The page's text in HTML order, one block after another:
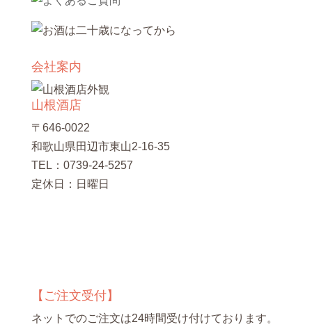
会社案内
山根酒店
〒646-0022
和歌山県田辺市東山2-16-35
TEL：0739-24-5257
定休日：日曜日
【ご注文受付】
ネットでのご注文は24時間受け付けております。